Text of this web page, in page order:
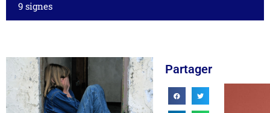
9 signes
Partager
ET...